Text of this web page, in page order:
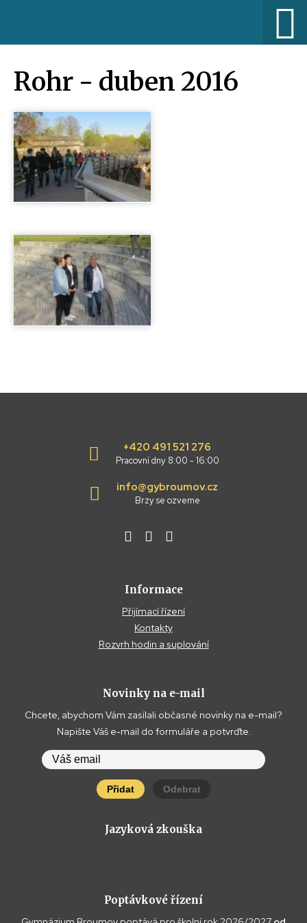
Rohr - duben 2016
+420 491 521 276
Pracovní dny 8:00 - 16:00
info@gybroumov.cz
Brzy se ozveme
Informace
Přijímací řízení
Kontakty
Rozvrh hodin a suplování
Novinky na e-mail
Chcete, abychom Vám zasílali občasné novinky na e-mail?
Napište Váš e-mail do formuláře a potvrďte.
Přidat Odebrat
Jazyková zkouška
Poptávkové řízení